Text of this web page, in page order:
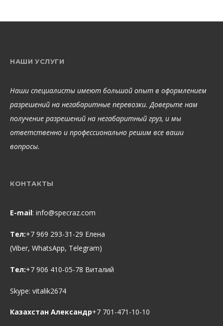
НАШИ УСЛУГИ
Наши специалисты имеют большой опыт в оформлением
разрешений на негабаритные перевозки. Доверьте нам
получение разрешений на негабаритный груз, и мы
ответственно и профессионально решим все ваши
вопросы.
КОНТАКТЫ
E-mail: info@specraz.com
Тел:+7 969 293-31-29 Елена
(Viber, WhatsApp, Telegram)
Тел:+7 906 410-05-78 Виталий
Skype: vitalik2674
Казахстан Александр+7 701-471-10-10